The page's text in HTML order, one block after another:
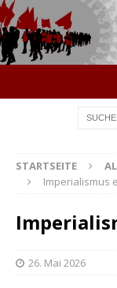
STARTSEITE
Imperialismus
26. Mai 2026